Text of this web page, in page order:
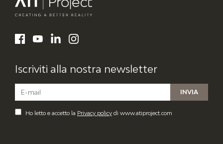
Facebook
YouTubeLinkedInInstagram
Iscriviti alla nostra newsletter
Ho letto e accetto la Privacy policy di www.atiproject.com